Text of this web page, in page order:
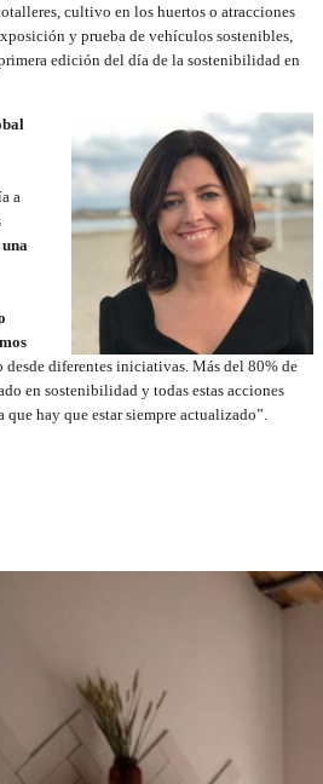
cultivo en los huertos o atracciones
y prueba de vehículos sostenibles,
edición del día de la sostenibilidad en
a
desde diferentes iniciativas. Más del 80% de
en sostenibilidad y todas estas acciones
hay que estar siempre actualizado”.